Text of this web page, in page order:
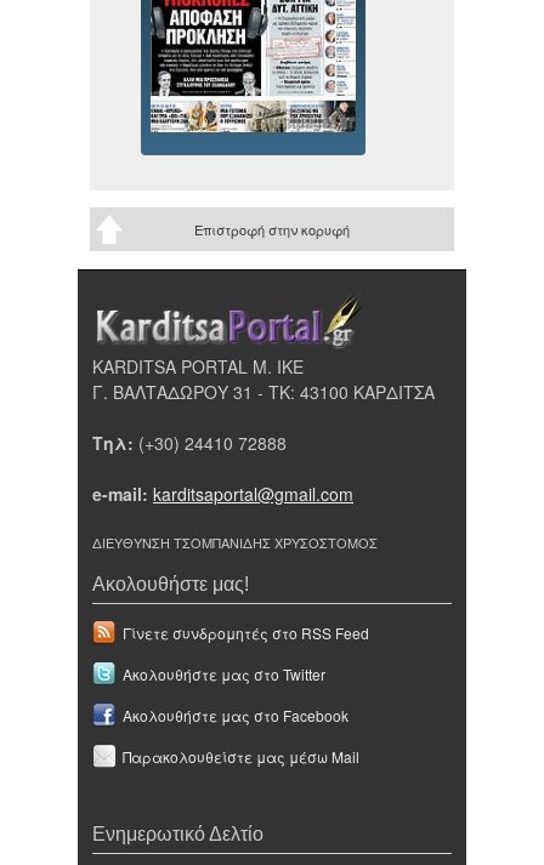
Επιστροφή στην κορυφή
KARDITSA PORTAL Μ. ΙΚΕ
Γ. ΒΑΛΤΑΔΩΡΟΥ 31 - ΤΚ: 43100 ΚΑΡΔΙΤΣΑ
Τηλ: (+30) 24410 72888
e-mail: karditsaportal@gmail.com
ΔΙΕΥΘΥΝΣΗ ΤΣΟΜΠΑΝΙΔΗΣ ΧΡΥΣΟΣΤΟΜΟΣ
Ακολουθήστε μας!
Γίνετε συνδρομητές στο RSS Feed
Ακολουθήστε μας στο Twitter
Ακολουθήστε μας στο Facebook
Παρακολουθείστε μας μέσω Mail
Ενημερωτικό Δελτίο